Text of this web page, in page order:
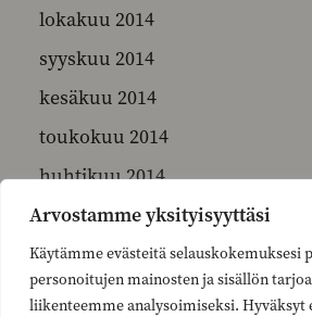
Arvostamme yksityisyyttäsi
Käytämme evästeitä selauskokemuksesi
personoitujen mainosten ja sisällön
liikenteemme analysoimiseksi. Hyväksyt
lokakuu 2014
syyskuu 2014
kesäkuu 2014
toukokuu 2014
huhtikuu 2014
maaliskuu 2014
helmikuu 2014
tammikuu 2014